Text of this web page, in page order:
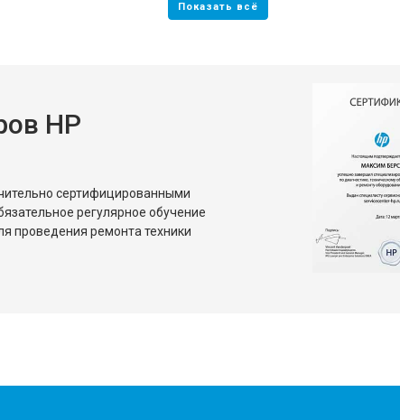
HP
сертифицированными
регулярное обучение
проведения ремонта техники